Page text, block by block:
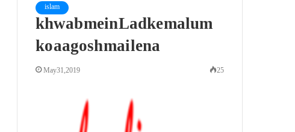
islam
khwab mein Ladke malum
ko aagosh mai lena
May 31, 2019 25